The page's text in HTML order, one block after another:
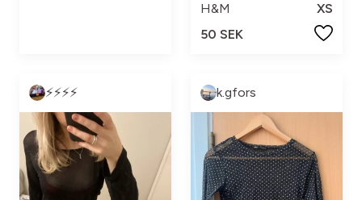
H&M
XS
50 SEK
⚡️⚡️⚡️⚡️ k.gfors